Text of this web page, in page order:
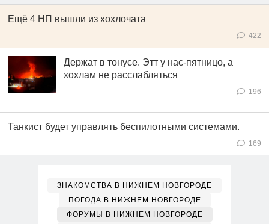
Ещё 4 НП вышли из хохлочата
422
Держат в тонусе. Этт у нас-пятницо, а
хохлам не расслабляться
196
Танкист будет управлять беспилотными системами.
169
ЗНАКОМСТВА В НИЖНЕМ НОВГОРОДЕ
ПОГОДА В НИЖНЕМ НОВГОРОДЕ
ФОРУМЫ В НИЖНЕМ НОВГОРОДЕ